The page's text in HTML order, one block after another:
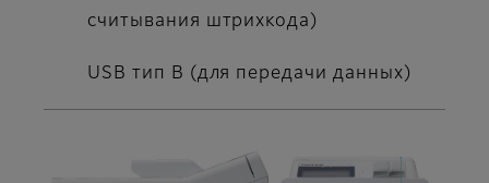
считывания штрихкода)
USB тип B (для передачи данных)